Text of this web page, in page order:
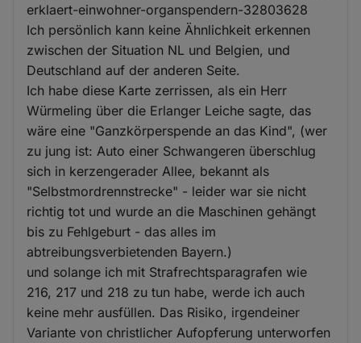
erklaert-einwohner-organspendern-32803628
Ich persönlich kann keine Ähnlichkeit erkennen
zwischen der Situation NL und Belgien, und
Deutschland auf der anderen Seite.
Ich habe diese Karte zerrissen, als ein Herr
Würmeling über die Erlanger Leiche sagte, das
wäre eine "Ganzkörperspende an das Kind", (wer
zu jung ist: Auto einer Schwangeren überschlug
sich in kerzengerader Allee, bekannt als
"Selbstmordrennstrecke" - leider war sie nicht
richtig tot und wurde an die Maschinen gehängt
bis zu Fehlgeburt - das alles im
abtreibungsverbietenden Bayern.)
und solange ich mit Strafrechtsparagrafen wie
216, 217 und 218 zu tun habe, werde ich auch
keine mehr ausfüllen. Das Risiko, irgendeiner
Variante von christlicher Aufopferung unterworfen